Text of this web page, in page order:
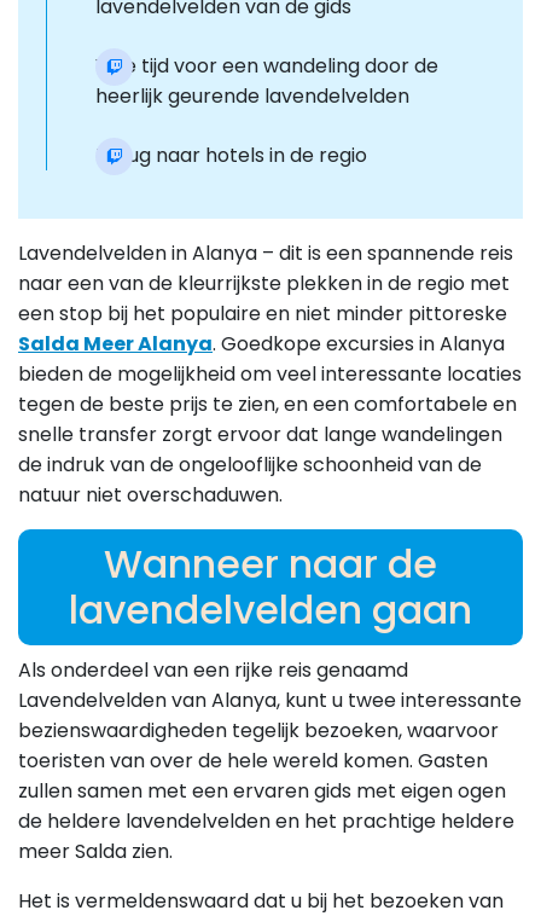
lavendelvelden van de gids
Vrije tijd voor een wandeling door de
heerlijk geurende lavendelvelden
Terug naar hotels in de regio
Lavendelvelden in Alanya – dit is een spannende reis
naar een van de kleurrijkste plekken in de regio met
een stop bij het populaire en niet minder pittoreske
Salda Meer Alanya. Goedkope excursies in Alanya
bieden de mogelijkheid om veel interessante locaties
tegen de beste prijs te zien, en een comfortabele en
snelle transfer zorgt ervoor dat lange wandelingen
de indruk van de ongelooflijke schoonheid van de
natuur niet overschaduwen.
Wanneer naar de
lavendelvelden gaan
Als onderdeel van een rijke reis genaamd
Lavendelvelden van Alanya, kunt u twee interessante
bezienswaardigheden tegelijk bezoeken, waarvoor
toeristen van over de hele wereld komen. Gasten
zullen samen met een ervaren gids met eigen ogen
de heldere lavendelvelden en het prachtige heldere
meer Salda zien.
Het is vermeldenswaard dat u bij het bezoeken van